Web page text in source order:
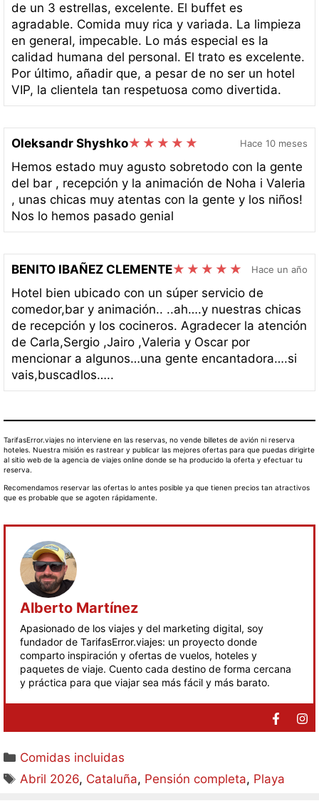
de un 3 estrellas, excelente. El buffet es
agradable. Comida muy rica y variada. La limpieza
en general, impecable. Lo más especial es la
calidad humana del personal. El trato es excelente.
Por último, añadir que, a pesar de no ser un hotel
VIP, la clientela tan respetuosa como divertida.
Oleksandr Shyshko Hace 10 meses
Hemos estado muy agusto sobretodo con la gente
del bar , recepción y la animación de Noha i Valeria
, unas chicas muy atentas con la gente y los niños!
Nos lo hemos pasado genial
BENITO IBAÑEZ CLEMENTE Hace un año
Hotel bien ubicado con un súper servicio de
comedor,bar y animación.. ..ah….y nuestras chicas
de recepción y los cocineros. Agradecer la atención
de Carla,Sergio ,Jairo ,Valeria y Oscar por
mencionar a algunos…una gente encantadora….si
vais,buscadlos…..
TarifasError.viajes no interviene en las reservas, no vende billetes de avión ni reserva
hoteles. Nuestra misión es rastrear y publicar las mejores ofertas para que puedas dirigirte
al sitio web de la agencia de viajes online donde se ha producido la oferta y efectuar tu
reserva.
Recomendamos reservar las ofertas lo antes posible ya que tienen precios tan atractivos
que es probable que se agoten rápidamente.
Alberto Martínez
Apasionado de los viajes y del marketing digital, soy
fundador de TarifasError.viajes: un proyecto donde
comparto inspiración y ofertas de vuelos, hoteles y
paquetes de viaje. Cuento cada destino de forma cercana
y práctica para que viajar sea más fácil y más barato.
Comidas incluidas
Abril 2026, Cataluña, Pensión completa, Playa